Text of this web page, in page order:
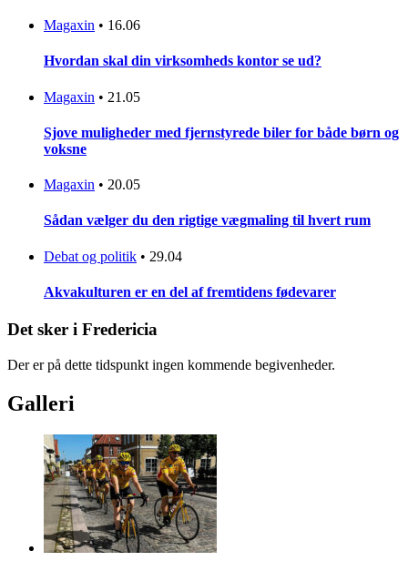
Magaxin • 16.06
Hvordan skal din virksomheds kontor se ud?
Magaxin • 21.05
Sjove muligheder med fjernstyrede biler for både børn og
voksne
Magaxin • 20.05
Sådan vælger du den rigtige vægmaling til hvert rum
Debat og politik • 29.04
Akvakulturen er en del af fremtidens fødevarer
Det sker i Fredericia
Der er på dette tidspunkt ingen kommende begivenheder.
Galleri